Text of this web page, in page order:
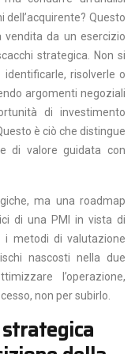
Questo
da un esercizio
strategica. Non si
risolverle o
argomenti negoziali
di investimento
è ciò che distingue
di valore guidata con
ma una roadmap
di una PMI in vista di
i metodi di valutazione
nascosti nella due
l’operazione,
non per subirlo.